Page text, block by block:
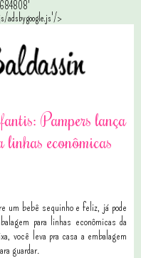
adsbygoogle.js'/>
Pampers lança
linhas econômicas
um bebê sequinho e feliz, já pode
para linhas econômicas da
você leva pra casa a embalagem
guardar.